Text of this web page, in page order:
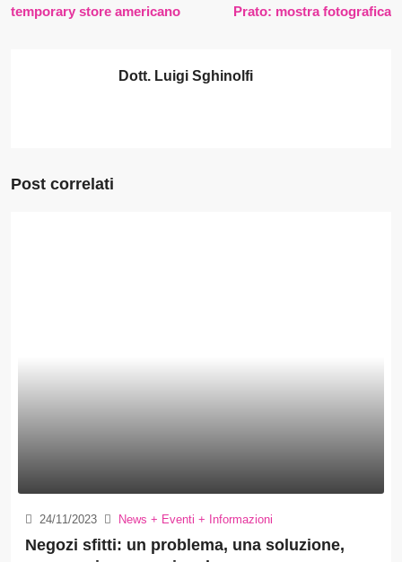
temporary store americano
Prato: mostra fotografica
Dott. Luigi Sghinolfi
Post correlati
24/11/2023 News + Eventi + Informazioni
Negozi sfitti: un problema, una soluzione,